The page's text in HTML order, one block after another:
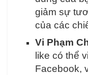
giảm sự
của các
Vi Phạm
like có thể
Facebook,